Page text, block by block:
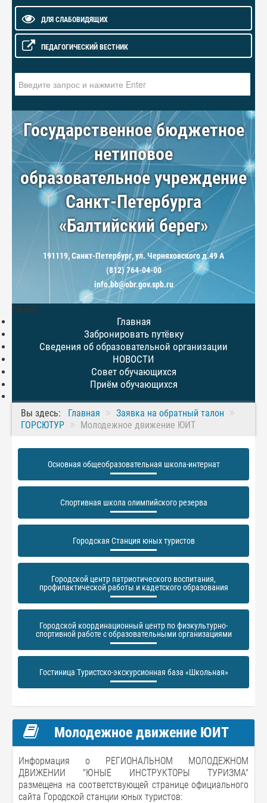
ДЛЯ СЛАБОВИДЯЩИХ
ПЕДАГОГИЧЕСКИЙ ВЕСТНИК
Государственное бюджетное
нетиповое
образовательное учреждение
Санкт-Петербурга
«Балтийский берег»
191119, Санкт-Петербург, ул. Черняховского д.49 А
(812) 764-04-00
info.bb@obr.gov.spb.ru
МЕНЮ
Главная
Забронировать путёвку
Сведения об образовательной организации
НОВОСТИ
Совет обучающихся
Приём обучающихся
Вы здесь: Главная
Заявка на обратный талон
ГОРСЮТУР
Молодежное движение ЮИТ
Основная общеобразовательная школа-интернат
Спортивная школа олимпийского резерва
Городская Станция юных туристов
Городской центр патриотического воспитания,
профилактической работы и кадетского образования
Городской координационный центр по физкультурно-
спортивной работе с образовательными организациями
Гостиница Туристско-экскурсионная база «Школьная»
Молодежное движение ЮИТ
Информация о РЕГИОНАЛЬНОМ МОЛОДЕЖНОМ
ДВИЖЕНИИ "ЮНЫЕ ИНСТРУКТОРЫ ТУРИЗМА"
размещена на соответствующей странице официального
сайта Городской станции юных туристов: